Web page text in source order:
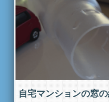
自宅マンションの窓